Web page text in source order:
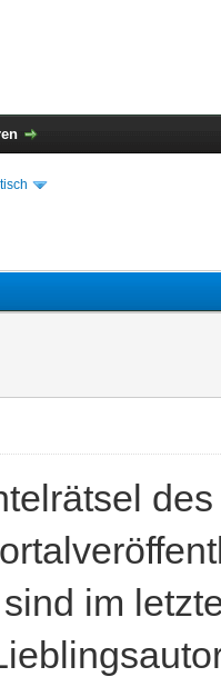
im